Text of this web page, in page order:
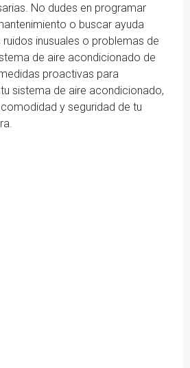
No dudes en programar
o buscar ayuda
inusuales o problemas de
de aire acondicionado de
proactivas para
sistema de aire acondicionado,
y seguridad de tu